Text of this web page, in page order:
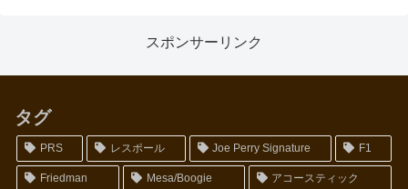
スポンサーリンク
タグ
PRS レスポール Joe Perry Signature F1
Friedman Mesa/Boogie アコースティック